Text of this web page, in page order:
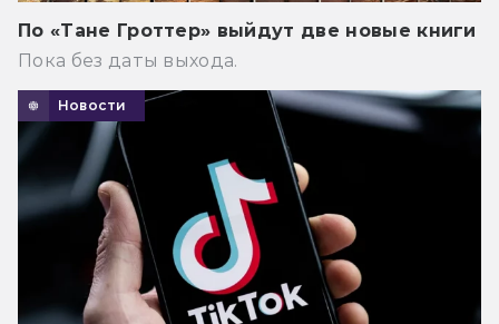
По «Тане Гроттер» выйдут две новые книги
Пока без даты выхода.
Новости